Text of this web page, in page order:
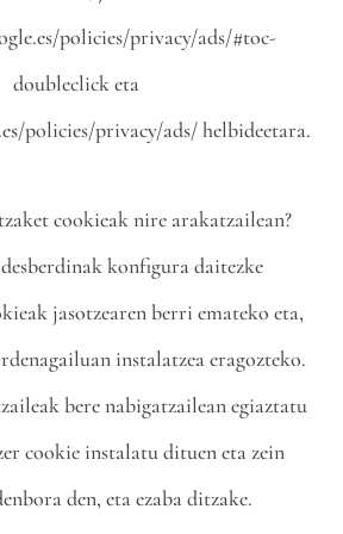
policies/privacy/ads/#toc-
doubleclick eta
policies/privacy/ads/ helbideetara.
cookieak nire arakatzailean?
konfigura daitezke
jasotzearen berri emateko eta,
instalatzea eragozteko.
bere nabigatzailean egiaztatu
cookie instalatu dituen eta zein
den, eta ezaba ditzake.